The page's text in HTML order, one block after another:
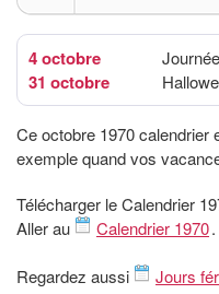
4 octobre
31 octobre
Ce octobre 1970 calendrier
exemple quand vos
Télécharger le Calendrier
Aller au
Calendrier 1970.
Regardez aussi Jours